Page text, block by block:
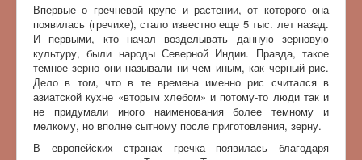
Впервые о гречневой крупе и растении, от которого она
появилась (гречихе), стало известно еще 5 тыс. лет назад.
И первыми, кто начал возделывать данную зерновую
культуру, были народы Северной Индии. Правда, такое
темное зерно они называли ни чем иным, как черный рис.
Дело в том, что в те времена именно рис считался в
азиатской кухне «вторым хлебом» и потому-то люди так и
не придумали иного наименования более темному и
мелкому, но вполне сытному после приготовления, зерну.
В европейских странах гречка появилась благодаря